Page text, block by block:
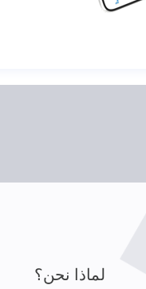
لماذا نحن؟